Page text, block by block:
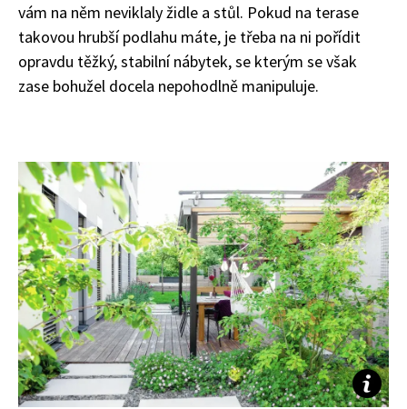
vám na něm neviklaly židle a stůl. Pokud na terase
takovou hrubší podlahu máte, je třeba na ni pořídit
opravdu těžký, stabilní nábytek, se kterým se však
zase bohužel docela nepohodlně manipuluje.